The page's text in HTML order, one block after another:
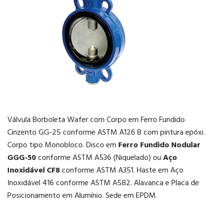
Válvula Borboleta Wafer com Corpo em Ferro Fundido
Cinzento GG-25 conforme ASTM A126 B com pintura epóxi.
Corpo tipo Monobloco. Disco em Ferro Fundido Nodular
GGG-50conforme ASTM A536 (Niquelado) ouAço
Inoxidável CF8conforme ASTM A351. Haste em Aço
Inoxidável 416 conforme ASTM A582. Alavanca e Placa de
Posicionamento em Alumínio. Sede em EPDM.